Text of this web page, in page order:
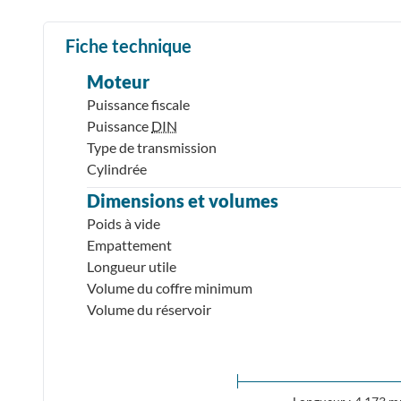
Fiche technique
Moteur
Puissance fiscale
Puissance DIN
Type de transmission
Cylindrée
Dimensions et volumes
Poids à vide
Empattement
Longueur utile
Volume du coffre minimum
Volume du réservoir